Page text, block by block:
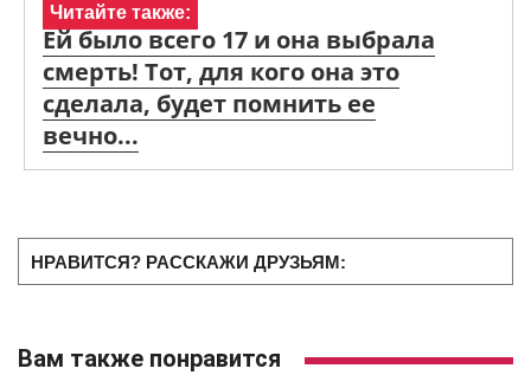
Читайте также:
Ей было всего 17 и она выбрала
смерть! Тот, для кого она это
сделала, будет помнить ее
вечно...
НРАВИТСЯ? РАССКАЖИ ДРУЗЬЯМ:
Вам также понравится